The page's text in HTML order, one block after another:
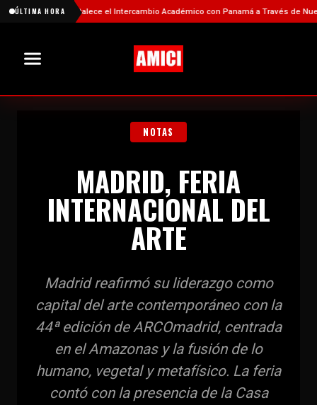
ÚLTIMA HORA
China Fortalece el Intercambio Académico con Panamá a Través de Nuevas
NOTAS
MADRID, FERIA
INTERNACIONAL DEL
ARTE
Madrid reafirmó su liderazgo como
capital del arte contemporáneo con la
44ª edición de ARCOmadrid, centrada
en el Amazonas y la fusión de lo
humano, vegetal y metafísico. La feria
contó con la presencia de la Casa